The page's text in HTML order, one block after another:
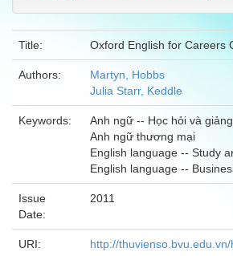
Title: Oxford English for Careers
Authors:
Martyn, Hobbs
Julia Starr, Keddle
Keywords:
Anh ngữ -- Học hỏi và
Anh ngữ thương mại
English language -- Study
English language --
Issue
Date:
2011
URI: http://